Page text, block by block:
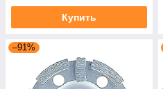
Купить
–91%